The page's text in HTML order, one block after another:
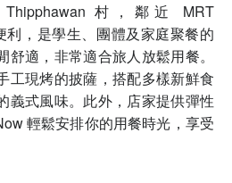
村，鄰近 MRT
利，是學生、團體及家庭聚餐的
適，非常適合旅人放鬆用餐。
工現烤的披薩，搭配多樣新鮮食
義式風味。此外，店家提供彈性
輕鬆安排你的用餐時光，享受